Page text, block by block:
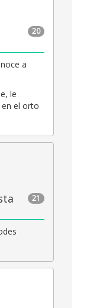
20
a
le
el orto
21